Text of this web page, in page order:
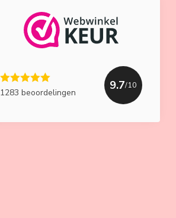
1283 beoordelingen
9.7/10